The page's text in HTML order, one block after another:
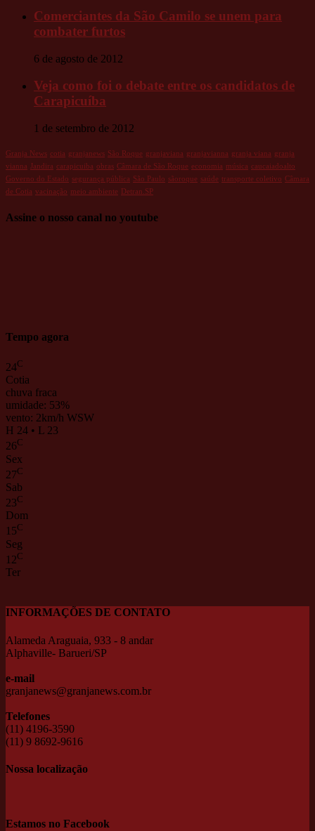
Comerciantes da São Camilo se unem para
combater furtos
6 de agosto de 2012
Veja como foi o debate entre os candidatos de
Carapicuíba
1 de setembro de 2012
Granja News cotia granjanews São Roque granjaviana granjavianna granja viana granja
vianna
Jandira carapicuiba obras Câmara de São Roque economia música caucaiadoalto
Governo do Estado segurança pública São Paulo sãoroque saúde transporte coletivo Câmara
de Cotia vacinação meio ambiente Detran.SP
Assine o nosso canal no youtube
Tempo agora
24C
Cotia
chuva fraca
umidade: 53%
vento: 2km/h WSW
H 24 • L 23
26C
Sex
27C
Sab
23C
Dom
15C
Seg
12C
Ter
INFORMAÇÕES DE CONTATO
Alameda Araguaia, 933 - 8 andar
Alphaville- Barueri/SP
e-mail
granjanews@granjanews.com.br
Telefones
(11) 4196-3590
(11) 9 8692-9616
Nossa localização
Estamos no Facebook